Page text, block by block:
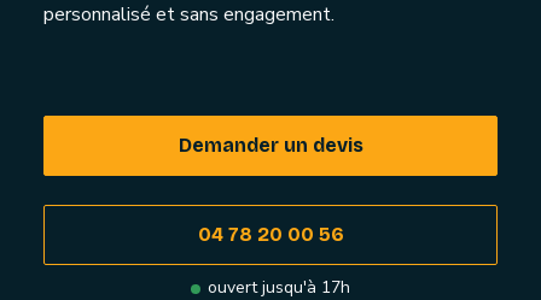
personnalisé et sans engagement.
Demander un devis
04 78 20 00 56
ouvert jusqu'à 17h